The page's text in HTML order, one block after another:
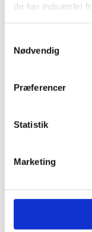
de har indsamlet
Nødvendig
Præferencer
Statistik
Marketing